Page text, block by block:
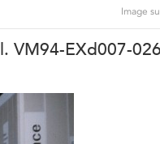
Image
VM94-EXd007-